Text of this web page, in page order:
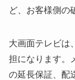
ど、お客様側の
大画面テレビは
担になります。
の延長保証、配